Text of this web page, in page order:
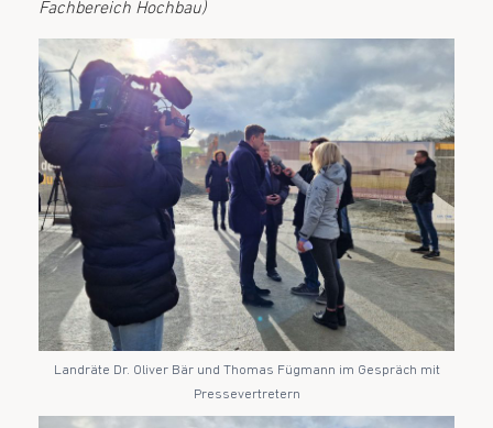
Fachbereich Hochbau)
Landräte Dr. Oliver Bär und Thomas Fügmann im Gespräch mit
Pressevertretern